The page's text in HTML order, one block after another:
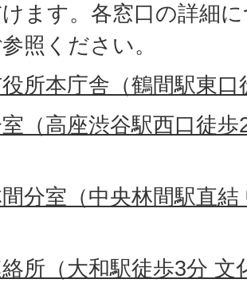
ます。各窓口の詳細
照ください。
所本庁舎（鶴間駅東口
（高座渋谷駅西口徒
分室（中央林間駅直
所（大和駅徒歩3分